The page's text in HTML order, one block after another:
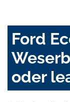
Ford
oder